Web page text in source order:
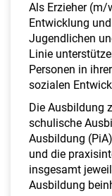
Als Erzieher
Entwicklung
Jugendlichen
Linie
Personen in
sozialen
Die Ausbildung
schulische
Ausbildung
und die
insgesamt
Ausbildung